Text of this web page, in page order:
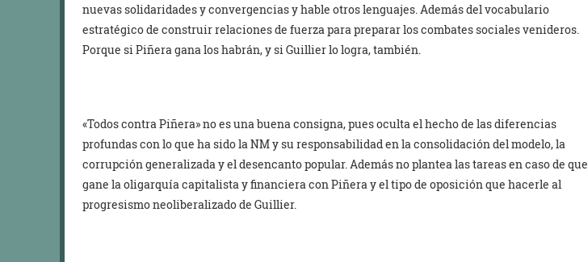
nuevas solidaridades y convergencias y hable otros lenguajes. Además del vocabulario
estratégico de construir relaciones de fuerza para preparar los combates sociales venideros.
Porque si Piñera gana los habrán, y si Guillier lo logra, también.
«Todos contra Piñera» no es una buena consigna, pues oculta el hecho de las diferencias
profundas con lo que ha sido la NM y su responsabilidad en la consolidación del modelo, la
corrupción generalizada y el desencanto popular. Además no plantea las tareas en caso de que
gane la oligarquía capitalista y financiera con Piñera y el tipo de oposición que hacerle al
progresismo neoliberalizado de Guillier.